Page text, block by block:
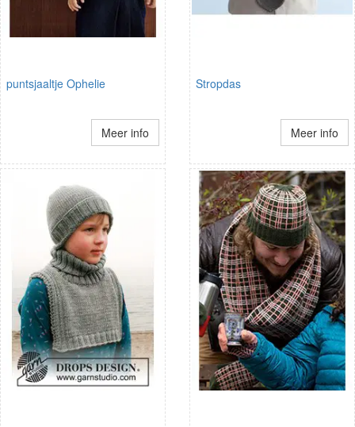
puntsjaaltje Ophelie
Meer info
Stropdas
Meer info